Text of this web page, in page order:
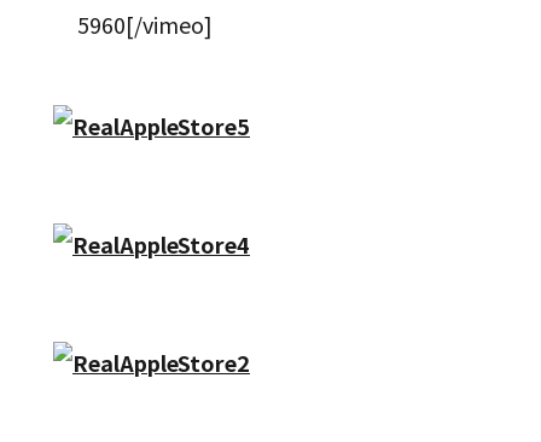
5960[/vimeo]